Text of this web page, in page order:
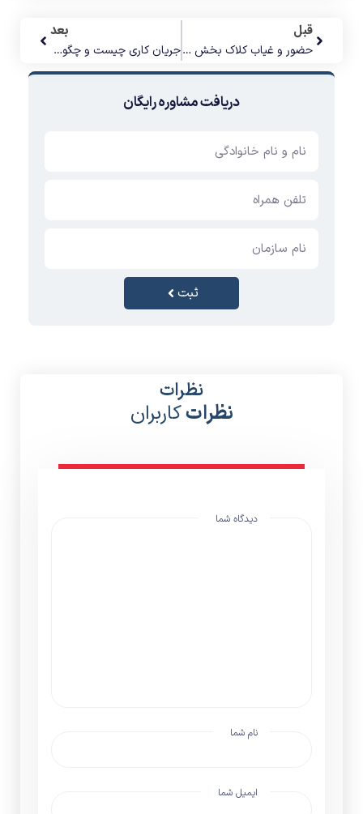
قبل
حضور و غیاب کلاک بخش پنجم (ارتباط با دستگاه ها)
بعد
جریان کاری چیست و چگونه تعریف می شود
دریافت مشاوره رایگان
ثبت
نظرات
نظراتکاربران
دیدگاه شما
نام شما
ایمیل شما